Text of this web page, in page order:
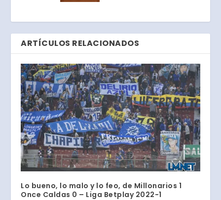
ARTÍCULOS RELACIONADOS
Lo bueno, lo malo y lo feo, de Millonarios 1
Once Caldas 0 – Liga Betplay 2022-1